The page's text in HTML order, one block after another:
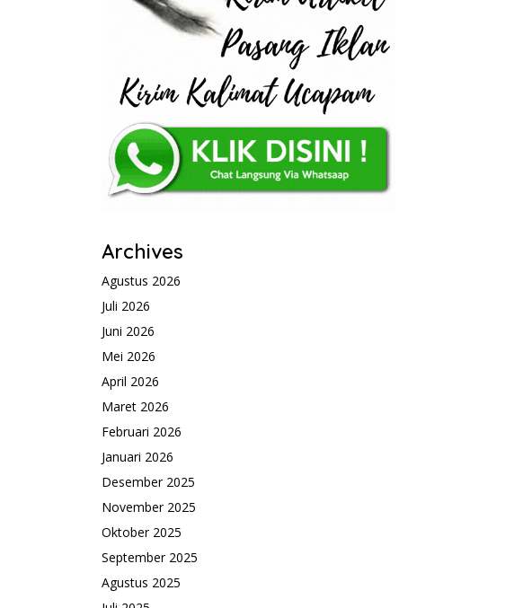
Archives
Agustus 2026
Juli 2026
Juni 2026
Mei 2026
April 2026
Maret 2026
Februari 2026
Januari 2026
Desember 2025
November 2025
Oktober 2025
September 2025
Agustus 2025